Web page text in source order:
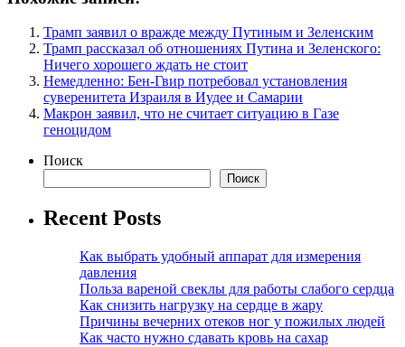
Трамп заявил о вражде между Путиным и Зеленским
Трамп рассказал об отношениях Путина и Зеленского:
Ничего хорошего ждать не стоит
Немедленно: Бен-Гвир потребовал установления
суверенитета Израиля в Иудее и Самарии
Макрон заявил, что не считает ситуацию в Газе
геноцидом
Поиск
Поиск
Recent Posts
Как выбрать удобный аппарат для измерения
давления
Польза вареной свеклы для работы слабого сердца
Как снизить нагрузку на сердце в жару
Причины вечерних отеков ног у пожилых людей
Как часто нужно сдавать кровь на сахар